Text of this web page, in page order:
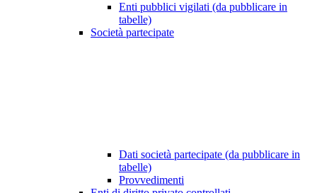
Enti pubblici vigilati (da pubblicare in
tabelle)
Società partecipate
Dati società partecipate (da pubblicare in
tabelle)
Provvedimenti